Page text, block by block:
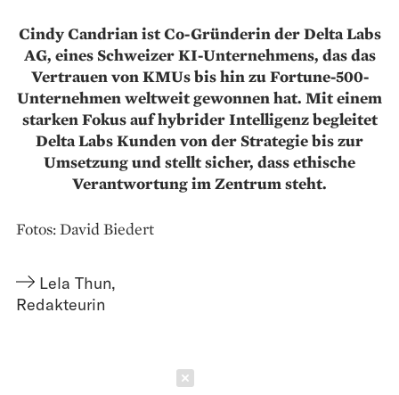
Cindy Candrian ist Co-Gründerin der Delta Labs
AG, eines Schweizer KI-Unternehmens, das das
Vertrauen von KMUs bis hin zu Fortune-500-
Unternehmen weltweit gewonnen hat. Mit einem
starken Fokus auf hybrider Intelligenz begleitet
Delta Labs Kunden von der Strategie bis zur
Umsetzung und stellt sicher, dass ethische
Verantwortung im Zentrum steht.
Fotos: David Biedert
Lela Thun,
Redakteurin